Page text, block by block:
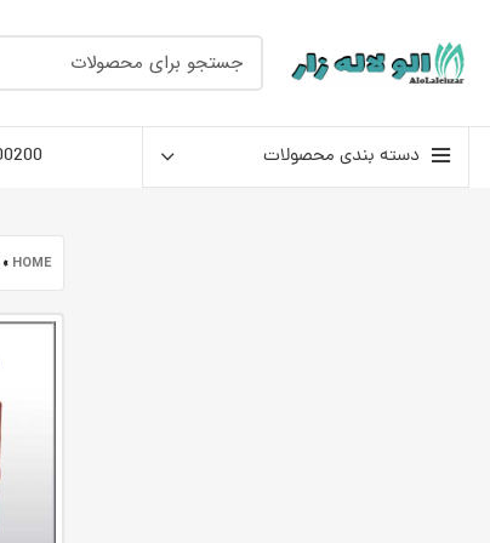
دسته بندی محصولات
HOME
»